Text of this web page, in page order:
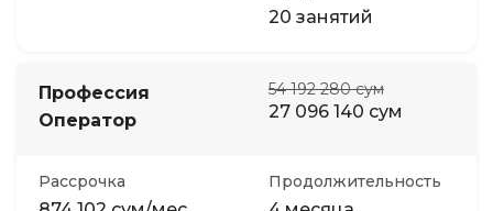
20 занятий
Профессия
Оператор
54 192 280 сум
27 096 140 сум
Рассрочка Продолжительность